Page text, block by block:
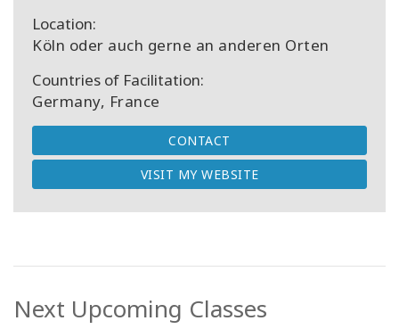
Location:
Köln oder auch gerne an anderen Orten
Countries of Facilitation:
Germany, France
CONTACT
VISIT MY WEBSITE
Next Upcoming Classes